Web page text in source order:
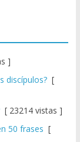
]
discípulos?[
[ 23214 vistas ]
50 frases [